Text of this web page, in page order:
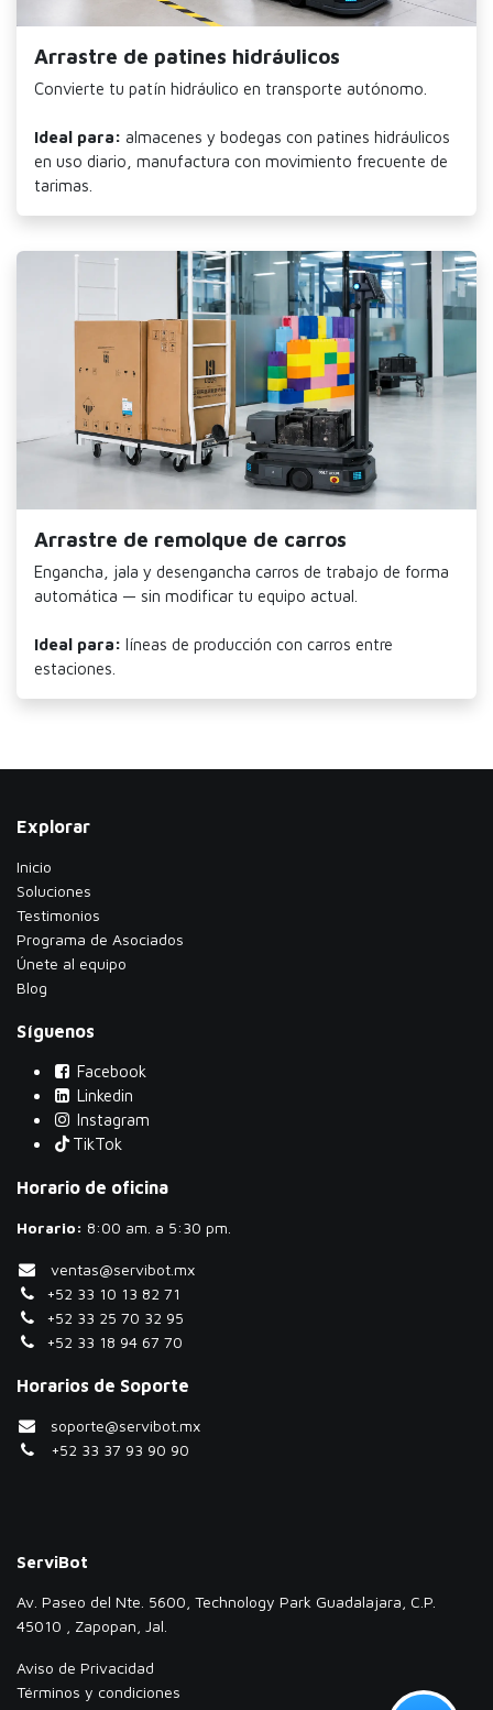
Arrastre de patines hidráulicos
Convierte tu patín hidráulico en transporte autónomo.
Ideal para: almacenes y bodegas con patines hidráulicos
en uso diario, manufactura con movimiento frecuente de
tarimas.
Arrastre de remolque de carros
Engancha, jala y desengancha carros de trabajo de forma
automática — sin modificar tu equipo actual.
Ideal para: líneas de producción con carros entre
estaciones.
Explorar
Inicio
Soluciones
Testimonios
​Programa de Asociados
Únete al equipo
Blog
Síguenos
Facebook
Linkedin
Instagram
TikTok
Horario de oficina
Horario: ​8:00 am. a 5:30 pm.
ventas@servibot.mx
+52 33 10 13 82 71
+52 33 25 70 32 95
+52 33 18 94 67 70
Horarios de Soporte
soporte@servibot.mx
+52 33 37 93 90 90
ServiBot
Av. Paseo del Nte. 5600, Technology Park Guadalajara, C.P.
45010 , Zapopan, Jal.
Aviso de Privacidad
Términos y condiciones